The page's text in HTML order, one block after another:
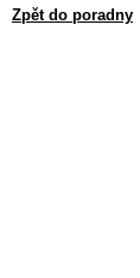
Zpět do poradny